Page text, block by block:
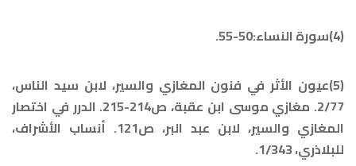
(4)سورة النساء:50-55.
(5)عيون الأثر في فنون المغازي والسير، لابن سيد الناس،
2/77. مغازي موسى ابن عقبة، ص214-215. الدرر في اختصار
المغازي والسير، لابن عبد البر، ص121. أنساب الأشراف،
للبلاذري، 1/343.